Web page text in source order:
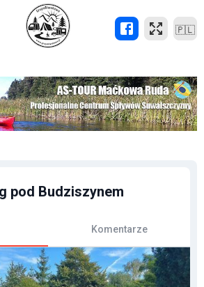
🇵🇱
pod Budziszynem
Komentarze